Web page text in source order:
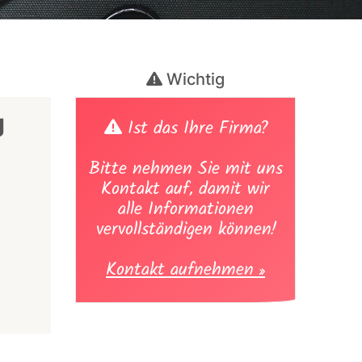
Wichtig
Ist das Ihre Firma?
Bitte nehmen Sie mit uns
Kontakt auf, damit wir
alle Informationen
vervollständigen können!
Kontakt aufnehmen »